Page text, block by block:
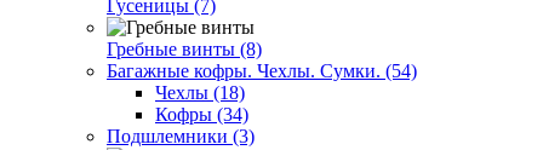
Гусеницы (7)
Гребные винты (8)
Багажные кофры. Чехлы. Сумки. (54)
Чехлы (18)
Кофры (34)
Подшлемники (3)